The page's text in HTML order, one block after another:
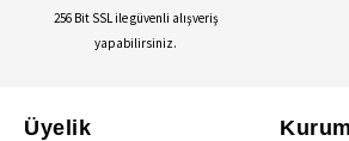
256 Bit SSL ile güvenli alışveriş
yapabilirsiniz.
Üyelik